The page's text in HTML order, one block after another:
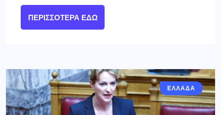
ΠΕΡΙΣΣΌΤΕΡΑ ΕΔΏ
ΕΛΛΑΔΑ